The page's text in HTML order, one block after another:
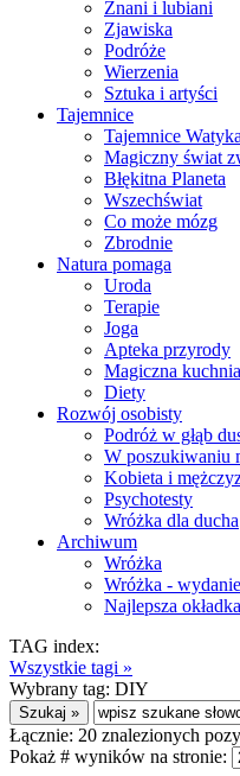
Znani i lubiani
Zjawiska
Podróże
Wierzenia
Sztuka i artyści
Tajemnice
Tajemnice
Magiczny świat
Błękitna Planeta
Wszechświat
Co może mózg
Zbrodnie
Natura pomaga
Uroda
Terapie
Joga
Apteka przyrody
Magiczna kuchnia
Diety
Rozwój osobisty
Podróż w głąb
W poszukiwaniu
Kobieta i
Psychotesty
Wróżka dla ducha
Archiwum
Wróżka
Wróżka -
Najlepsza okładka
TAG index:
Wszystkie tagi »
Wybrany tag: DIY
Łącznie: 20 znalezionych
Pokaż # wyników na stronie: